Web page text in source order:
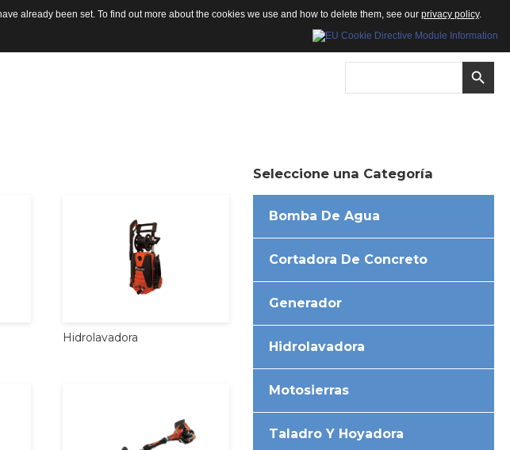
Hidrolavadora
Seleccione una Categoría
Bomba De Agua
Cortadora De Concreto
Generador
Hidrolavadora
Motosierras
Taladro Y Hoyadora
already been set. To find out more about the cookies we use and how to delete them, see our privacy policy.